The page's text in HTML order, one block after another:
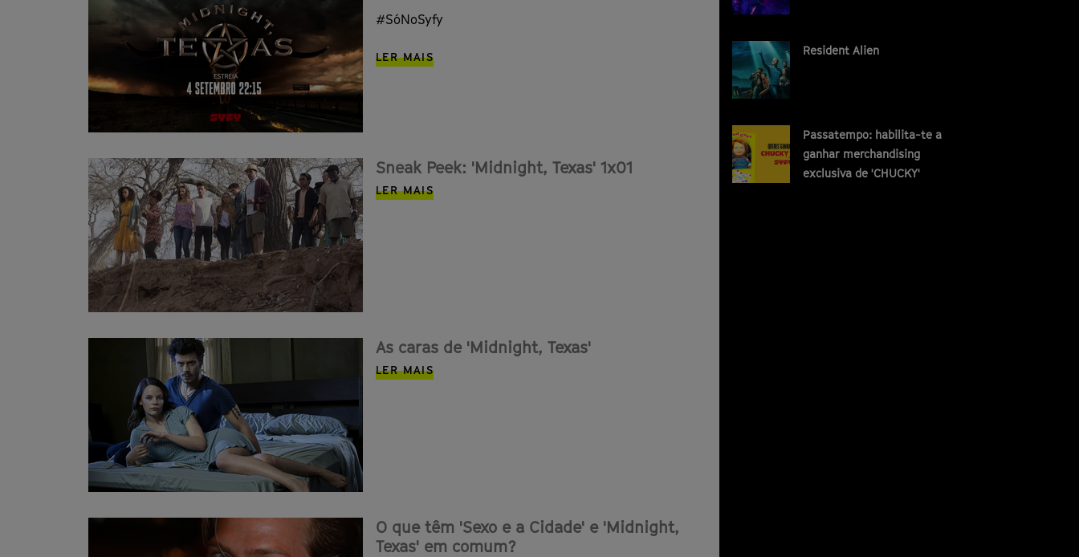
#SóNoSyfy
LER MAIS
Sneak Peek: 'Midnight, Texas' 1x01
LER MAIS
As caras de 'Midnight, Texas'
LER MAIS
O que têm 'Sexo e a Cidade' e 'Midnight,
Texas' em comum?
Resident Alien
Passatempo: habilita-te a
ganhar merchandising
exclusiva de 'CHUCKY'